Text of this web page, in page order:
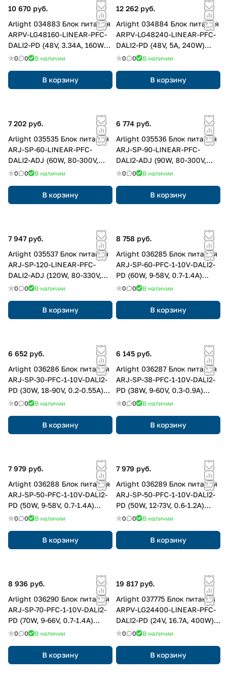
10 670 руб.
Arlight 034883 Блок питания
ARPV-LG48160-LINEAR-PFC-
DALI2-PD (48V, 3.34A, 160W)
(Arlight, IP67 Металл, 5 лет)
0 0 В наличии
В корзину
12 262 руб.
Arlight 034884 Блок питания
ARPV-LG48240-LINEAR-PFC-
DALI2-PD (48V, 5A, 240W)
(Arlight, IP67 Металл, 5 лет)
0 0 В наличии
В корзину
7 202 руб.
Arlight 035535 Блок питания
ARJ-SP-60-LINEAR-PFC-
DALI2-ADJ (60W, 80-300V,
0.2-0.5A) (Arlight, IP20
0 0 В наличии
В корзину
6 774 руб.
Arlight 035536 Блок питания
ARJ-SP-90-LINEAR-PFC-
DALI2-ADJ (90W, 80-300V,
0.3-0.7A) (Arlight, IP20
0 0 В наличии
В корзину
7 947 руб.
Arlight 035537 Блок питания
ARJ-SP-120-LINEAR-PFC-
DALI2-ADJ (120W, 80-330V,
0.3-0.7A) (Arlight, IP20
0 0 В наличии
В корзину
8 758 руб.
Arlight 036285 Блок питания
ARJ-SP-60-PFC-1-10V-DALI2-
PD (60W, 9-58V, 0.7-1.4A)
(Arlight, IP20 Металл, 5 лет)
0 0 В наличии
В корзину
6 652 руб.
Arlight 036286 Блок питания
ARJ-SP-30-PFC-1-10V-DALI2-
PD (30W, 18-90V, 0.2-0.55A)
(Arlight, IP20 Металл, 5 лет)
0 0 В наличии
В корзину
6 145 руб.
Arlight 036287 Блок питания
ARJ-SP-38-PFC-1-10V-DALI2-
PD (38W, 9-60V, 0.3-0.9A)
(Arlight, IP20 Металл, 5 лет)
0 0 В наличии
В корзину
7 979 руб.
Arlight 036288 Блок питания
ARJ-SP-50-PFC-1-10V-DALI2-
PD (50W, 9-58V, 0.7-1.4A)
(Arlight, IP20 Металл, 5 лет)
0 0 В наличии
В корзину
7 979 руб.
Arlight 036289 Блок питания
ARJ-SP-50-PFC-1-10V-DALI2-
PD (50W, 12-73V, 0.6-1.2A)
(Arlight, IP20 Металл, 5 лет)
0 0 В наличии
В корзину
8 936 руб.
Arlight 036290 Блок питания
ARJ-SP-70-PFC-1-10V-DALI2-
PD (70W, 9-66V, 0.7-1.4A)
(Arlight, IP20 Металл, 5 лет)
0 0 В наличии
В корзину
19 817 руб.
Arlight 037775 Блок питания
ARPV-LG24400-LINEAR-PFC-
DALI2-PD (24V, 16.7A, 400W)
(Arlight, IP67 Металл, 5 лет)
0 0 В наличии
В корзину